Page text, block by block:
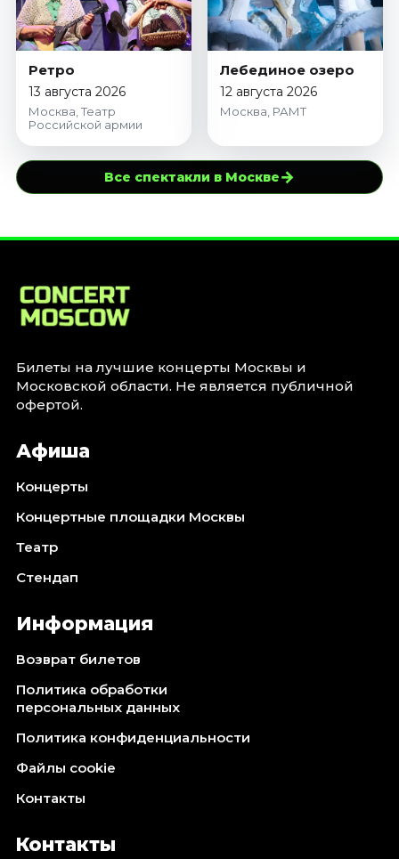
Ретро
13 августа 2026
Москва, Театр
Российской армии
Лебединое озеро
12 августа 2026
Москва, РАМТ
Все спектакли в Москве→
Билеты на лучшие концерты Москвы и
Московской области. Не является публичной
офертой.
Афиша
Концерты
Концертные площадки Москвы
Театр
Стендап
Информация
Возврат билетов
Политика обработки
персональных данных
Политика конфиденциальности
Файлы cookie
Контакты
Контакты